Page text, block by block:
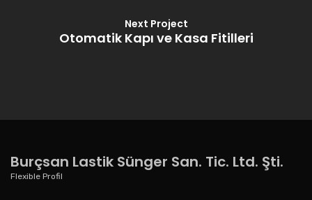
Next Project
Otomatik Kapı ve Kasa Fitilleri
Burçsan Lastik Sünger San. Tic. Ltd. Şti.
Flexible Profil